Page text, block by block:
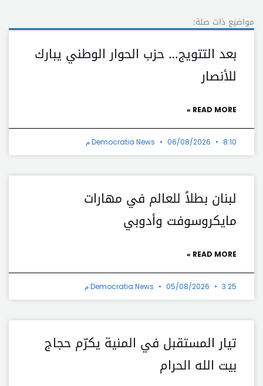
مواضيع ذات صلة:
بعد التتويج… حزب الحوار الوطني يبارك
للأنصار
READ MORE »
Democratia News 06/08/2026 8:10 م
لبنان بطلاً للعالم في مهارات
مايكروسوفت وأدوبي
READ MORE »
Democratia News 05/08/2026 3:25 م
تيار المستقبل في المنية يكرّم حجاج
بيت الله الحرام